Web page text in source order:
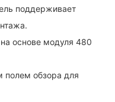
поддерживает
основе модуля 480
полем обзора для